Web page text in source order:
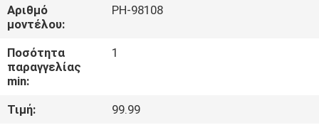
ΓΎΡΟΣ
ΕΡΓΟΣΤΑΣΊΩΝ
ΠΟΙΟΤΙΚΌΣ
Αριθμό
μοντέλου:
PH-98108
Ποσότητα
παραγγελίας
min:
1
Τιμή:
99.99